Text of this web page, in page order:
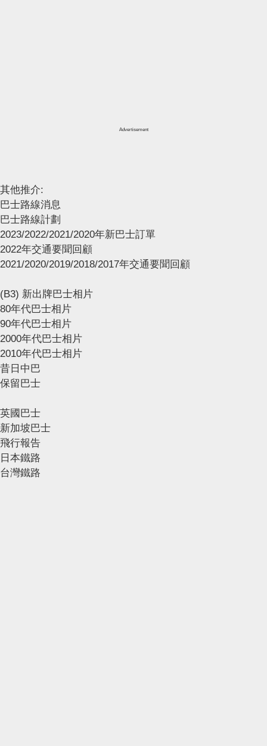
Advertisement
其他推介:
巴士路線消息
巴士路線計劃
2023/2022/2021/2020年新巴士訂單
2022年交通要聞回顧
2021/2020/2019/2018/2017年交通要聞回顧
(B3) 新出牌巴士相片
80年代巴士相片
90年代巴士相片
2000年代巴士相片
2010年代巴士相片
昔日中巴
保留巴士
英國巴士
新加坡巴士
飛行報告
日本鐵路
台灣鐵路